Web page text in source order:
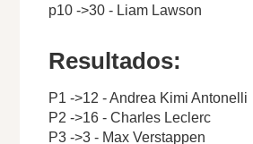
p10 ->30 - Liam Lawson
Resultados:
P1 ->12 - Andrea Kimi Antonelli
P2 ->16 - Charles Leclerc
P3 ->3 - Max Verstappen